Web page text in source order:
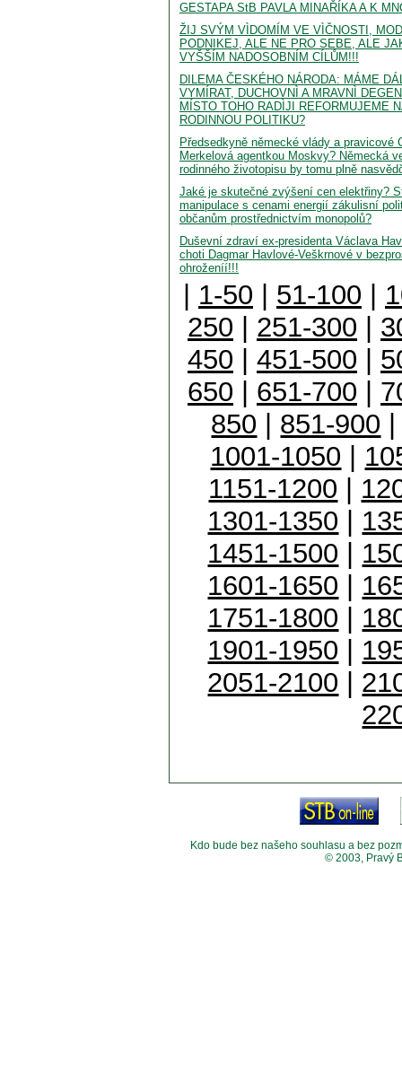
GESTAPA StB PAVLA MINAŘÍKA A K
ŽIJ SVÝM VÌDOMÍM VE VÌČNOSTI,
PODNIKEJ, ALE NE PRO SEBE, ALE
VYŠŠÍM NADOSOBNÍM CÍLŮM!!!
DILEMA ČESKÉHO NÁRODA: MÁME
VYMÍRAT, DUCHOVNÌ A MRAVNÌ
MÍSTO TOHO RADÌJI REFORMUJEME
RODINNOU POLITIKU?
Předsedkyně německé vlády a pravicové
Merkelová agentkou Moskvy? Německá
rodinného životopisu by tomu plně
Jaké je skutečné zvýšení cen elektřiny?
manipulace s cenami energií zákulisní
občanům prostřednictvím monopolů?
Duševní zdraví ex-presidenta Václava
choti Dagmar Havlové-Veškrnové v
ohroženíí!!!
| 1-50 | 51-100 |
250 | 251-300 |
450 | 451-500 |
650 | 651-700 |
850 | 851-900
1001-1050 |
1151-1200 |
1301-1350 |
1451-1500 |
1601-1650 |
1751-1800 |
1901-1950 |
2051-2100 |
Kdo bude bez našeho souhlasu a bez
© 2003, Pravý